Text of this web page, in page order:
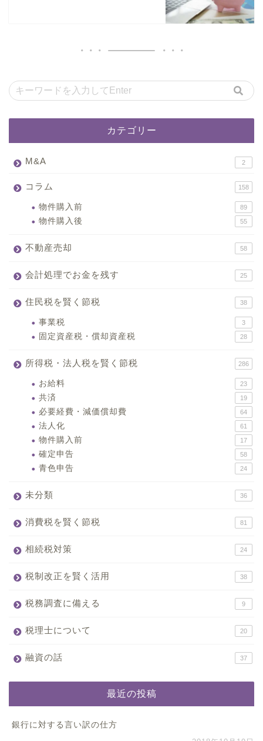
カテゴリー
M&A 2
コラム 158
物件購入前 89
物件購入後 55
不動産売却 58
会計処理でお金を残す 25
住民税を賢く節税 38
事業税 3
固定資産税・償却資産税 28
所得税・法人税を賢く節税 286
お給料 23
共済 19
必要経費・減価償却費 64
法人化 61
物件購入前 17
確定申告 58
青色申告 24
未分類 36
消費税を賢く節税 81
相続税対策 24
税制改正を賢く活用 38
税務調査に備える 9
税理士について 20
融資の話 37
最近の投稿
銀行に対する言い訳の仕方